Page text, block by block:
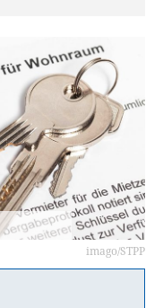
imago/STPP